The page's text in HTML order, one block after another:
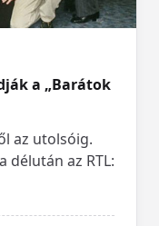
a „Barátok
az utolsóig.
az RTL: